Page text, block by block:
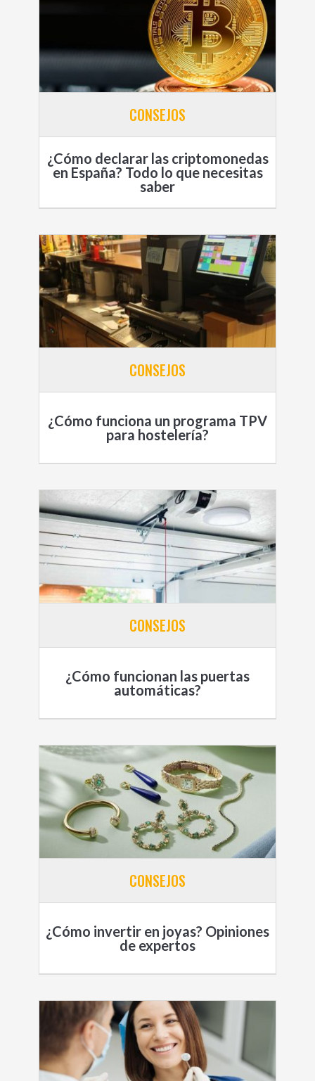
CONSEJOS
¿Cómo declarar las criptomonedas
en España? Todo lo que necesitas
saber
CONSEJOS
¿Cómo funciona un programa TPV
para hostelería?
CONSEJOS
¿Cómo funcionan las puertas
automáticas?
CONSEJOS
¿Cómo invertir en joyas? Opiniones
de expertos